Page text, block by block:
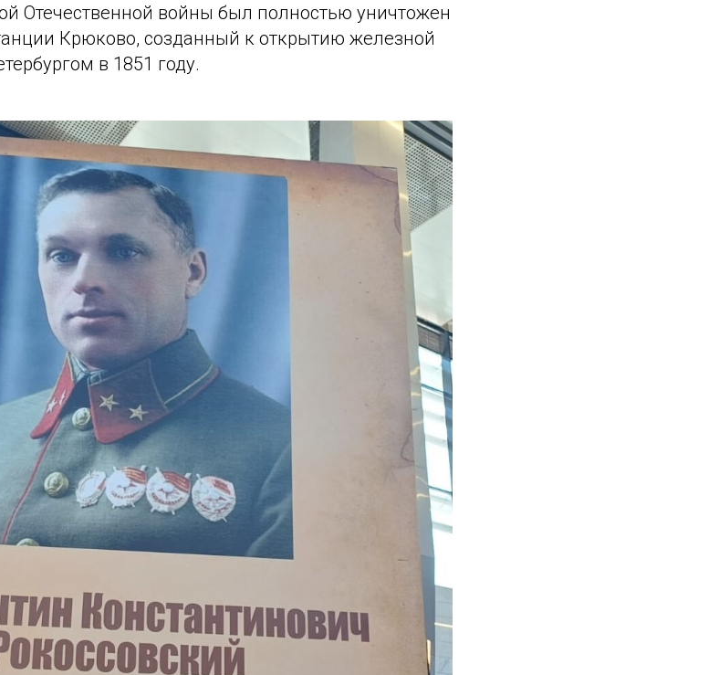
Отечественной войны был полностью уничтожен
Крюково, созданный к открытию железной
в 1851 году.